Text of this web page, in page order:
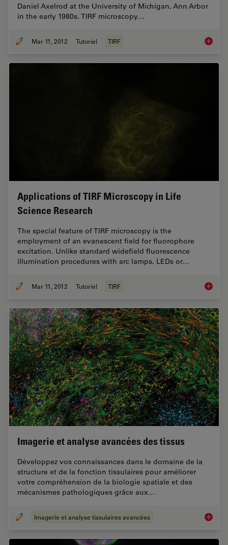
Daniel Axelrod at the University of Michigan, Ann Arbor
in the early 1980s. TIRF microscopy…
Mar 11, 2012 Tutoriel TIRF Total
Applications of TIRF Microscopy in Life
Science Research
The special feature of TIRF microscopy is the
employment of an evanescent field for fluorophore
excitation. Unlike standard widefield fluorescence
illumination procedures with arc lamps, LEDs or…
Mar 11, 2012 Tutoriel TIRF
Imagerie et analyse avancées des tissus
Développez vos connaissances dans le domaine de la
structure et de la fonction tissulaires pour améliorer
votre compréhension de la biologie spatiale et des
mécanismes pathologiques grâce aux…
Imagerie et analyse tissulaires avancées